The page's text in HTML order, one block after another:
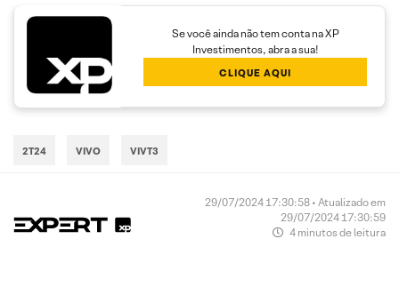
Se você ainda não tem conta na XP
Investimentos, abra a sua!
CLIQUE AQUI
2T24 VIVO VIVT3
29/07/2024 17:30:58 • Atualizado em
29/07/2024 17:30:59
4 minutos de leitura